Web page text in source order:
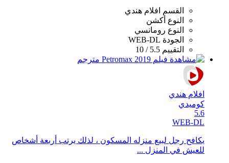
القسم
افلام هندي
النوع أكشن
النوع رومانسي
الجودة WEB-DL
التقييم 5.5 / 10
افلام هندي
كوميدي
5.6
WEB-DL
يكافح رجل لبيع منزله المسكون ، لذلك يرتب أربعة أشخاص
للعيش في المنزل ...